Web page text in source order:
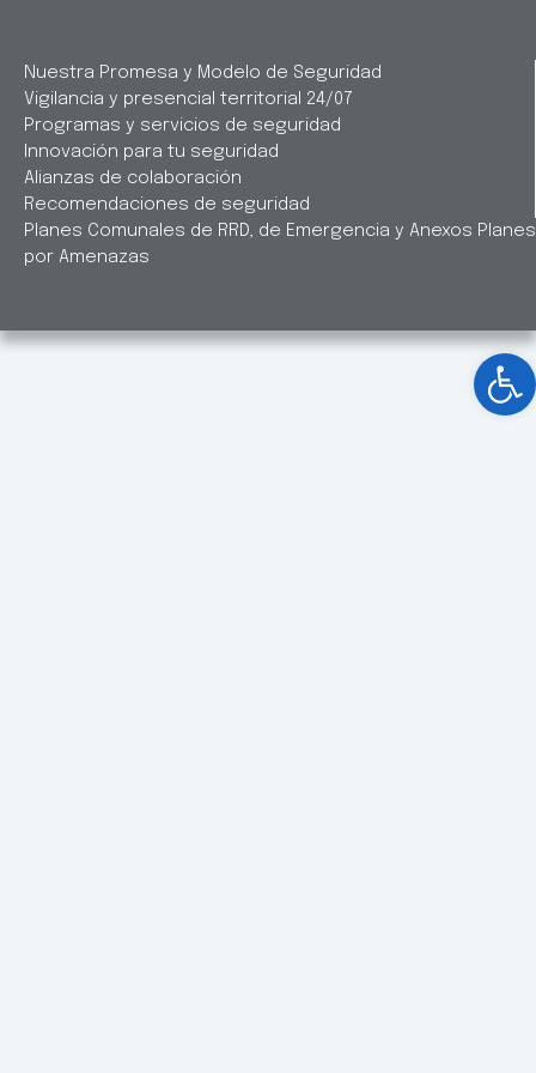
Nuestra Promesa y Modelo de Seguridad
Vigilancia y presencial territorial 24/07
Programas y servicios de seguridad
Innovación para tu seguridad
Alianzas de colaboración
Recomendaciones de seguridad
Planes Comunales de RRD, de Emergencia y Anexos Planes
por Amenazas